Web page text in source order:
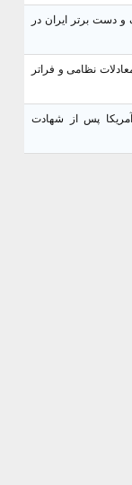
دست برتر ایران در
نظامی و فراتر
پس از شهادت